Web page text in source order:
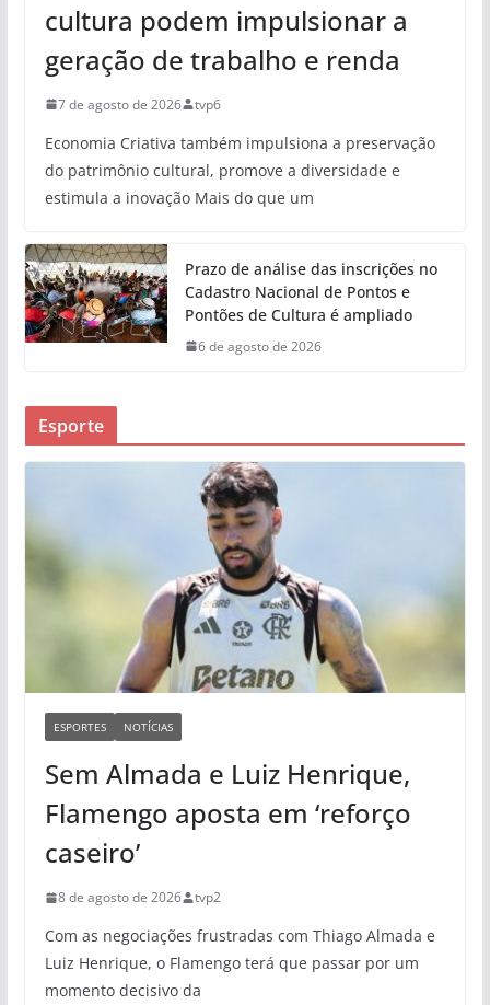
cultura podem impulsionar a
geração de trabalho e renda
7 de agosto de 2026 tvp6
Economia Criativa também impulsiona a preservação
do patrimônio cultural, promove a diversidade e
estimula a inovação Mais do que um
Prazo de análise das inscrições no
Cadastro Nacional de Pontos e
Pontões de Cultura é ampliado
6 de agosto de 2026
Esporte
ESPORTES NOTÍCIAS
Sem Almada e Luiz Henrique,
Flamengo aposta em ‘reforço
caseiro’
8 de agosto de 2026 tvp2
Com as negociações frustradas com Thiago Almada e
Luiz Henrique, o Flamengo terá que passar por um
momento decisivo da